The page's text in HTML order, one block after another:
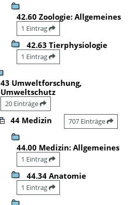
42.60 Zoologie: Allgemeines
1 Eintrag
42.63 Tierphysiologie
1 Eintrag
43 Umweltforschung,
Umweltschutz
20 Einträge
44 Medizin 707 Einträge
44.00 Medizin: Allgemeines
1 Eintrag
44.34 Anatomie
1 Eintrag